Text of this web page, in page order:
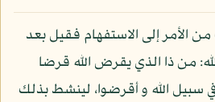
الأمر إلى الاستفهام فقيل بعد
من ذا الذي يقرض الله قرضا
سبيل الله و أقرضوا، لينشط بذلك